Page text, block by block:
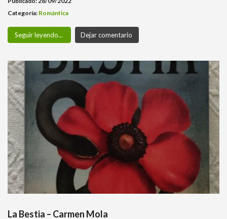
Categoría: Romántica
Seguir leyendo... Dejar comentario
La Bestia – Carmen Mola